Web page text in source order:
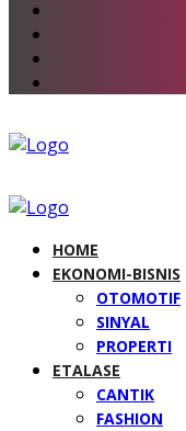
HOME
EKONOMI-BISNIS
OTOMOTIF
SINYAL
PROPERTI
ETALASE
CANTIK
FASHION